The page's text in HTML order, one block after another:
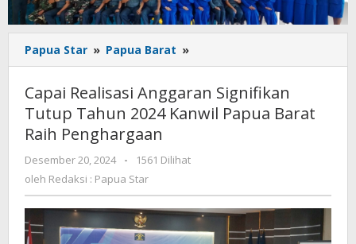
Papua Star » Papua Barat »
Realisasi
Signifikan
Tutup
Barat
Raih
Penghargaan
Capai Realisasi Anggaran Signifikan
Tutup Tahun 2024 Kanwil Papua Barat
Raih Penghargaan
Desember 20, 2024
oleh
Redaksi
Star
-
1561 Dilihat
oleh Redaksi : Papua Star